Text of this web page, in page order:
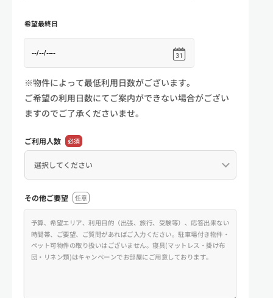
希望最終日
※物件によって最低利用日数がございます。
ご希望の利用日数にてご案内ができない場合がござい
ますのでご了承くださいませ。
ご利用人数 必須
その他ご要望 任意